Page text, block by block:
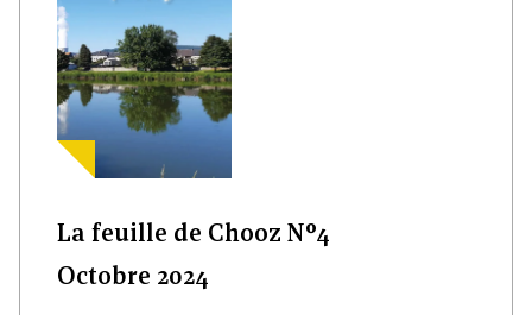
La feuille de Chooz N°4
Octobre 2024